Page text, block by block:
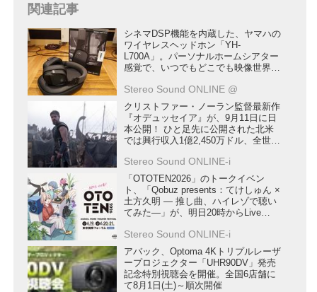
関連記事
シネマDSP機能を内蔵した、ヤマハの
ワイヤレスヘッドホン「YH-
L700A」。パーソナルホームシアター
感覚で、いつでもどこでも映像世界に
Stereo Sound ONLINE @
クリストファー・ノーラン監督最新作
『オデュッセイア』が、9月11日に日
本公開！ ひと足先に公開された北米
では興行収入1億2,450万ドル、全世界
Stereo Sound ONLINE-i
「OTOTEN2026」のトークイベン
ト、「Qobuz presents：てけしゅん ×
土方久明 ― 推し曲、ハイレゾで聴い
てみた―」が、明日20時からLive
Stereo Sound ONLINE-i
アバック、Optoma 4Kトリプルレーザ
ープロジェクター「UHR90DV」発売
記念特別視聴会を開催。全国6店舗に
て8月1日(土)～順次開催